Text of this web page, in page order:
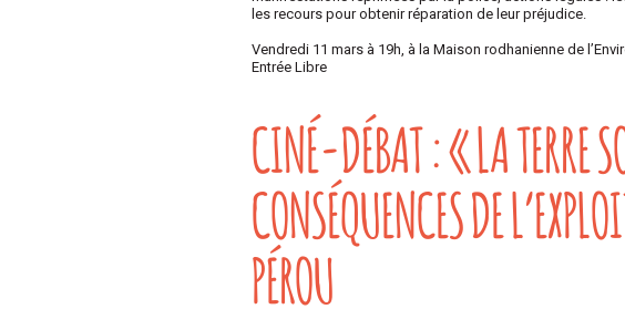
les recours pour obtenir réparation de leur préjudice.
Vendredi 11 mars à 19h, à la Maison rodhanienne de
Entrée Libre
CINÉ-DÉBAT : « LA TERRE
CONSÉQUENCES DE
PÉROU